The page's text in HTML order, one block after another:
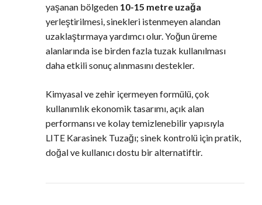
yaşanan bölgeden 10-15 metre uzağa
yerleştirilmesi, sinekleri istenmeyen alandan
uzaklaştırmaya yardımcı olur. Yoğun üreme
alanlarında ise birden fazla tuzak kullanılması
daha etkili sonuç alınmasını destekler.
Kimyasal ve zehir içermeyen formülü, çok
kullanımlık ekonomik tasarımı, açık alan
performansı ve kolay temizlenebilir yapısıyla
LITE Karasinek Tuzağı; sinek kontrolü için pratik,
doğal ve kullanıcı dostu bir alternatiftir.